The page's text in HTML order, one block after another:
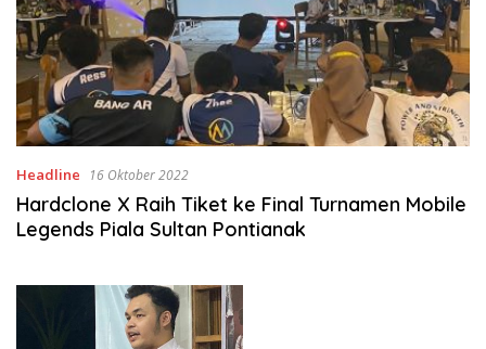
Headline 16 Oktober 2022
Hardclone X Raih Tiket ke Final Turnamen Mobile
Legends Piala Sultan Pontianak